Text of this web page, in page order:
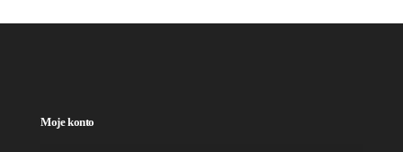
Moje konto